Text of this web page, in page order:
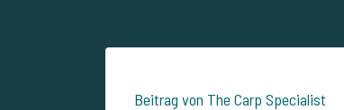
Beitrag von The Carp Specialist